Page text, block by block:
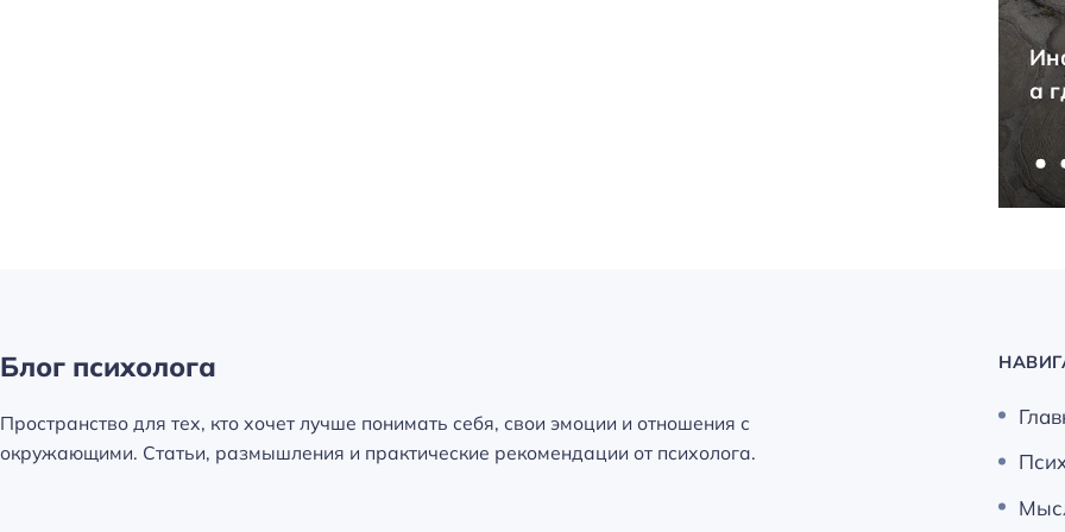
а
Блог психолога
Пространство для тех, кто хочет лучше понимать себя, свои эмоции и отношения с
окружающими. Статьи, размышления и практические рекомендации от психолога.